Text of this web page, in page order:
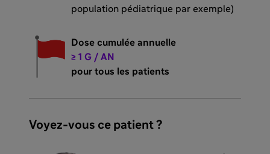
population pédiatrique par exemple)
Dose cumulée annuelle
≥ 1 G / AN
pour tous les patients
Voyez-vous ce patient ?